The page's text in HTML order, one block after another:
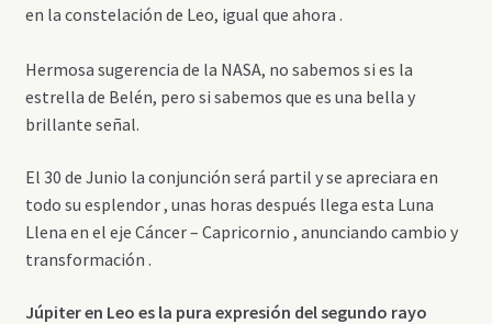
en la constelación de Leo, igual que ahora .
Hermosa sugerencia de la NASA, no sabemos si es la
estrella de Belén, pero si sabemos que es una bella y
brillante señal.
El 30 de Junio la conjunción será partil y se apreciara en
todo su esplendor , unas horas después llega esta Luna
Llena en el eje Cáncer – Capricornio , anunciando cambio y
transformación .
Júpiter en Leo es la pura expresión del segundo rayo